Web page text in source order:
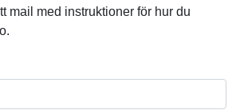
mail med instruktioner för hur du